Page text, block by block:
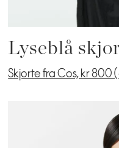
Lyseblå
Skjorte fra Cos, kr 800